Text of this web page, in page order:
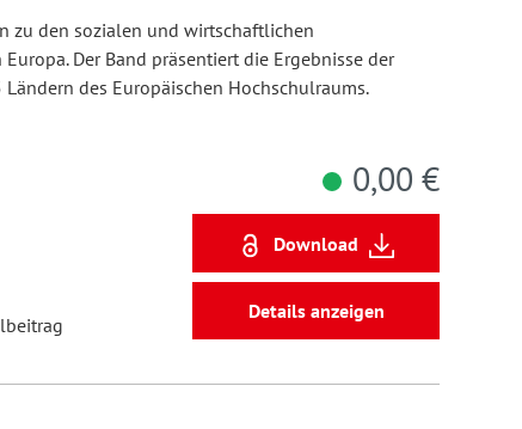
zu den sozialen und wirtschaftlichen
Der Band präsentiert die Ergebnisse der
des Europäischen Hochschulraums.
0,00 €
Download
Details anzeigen